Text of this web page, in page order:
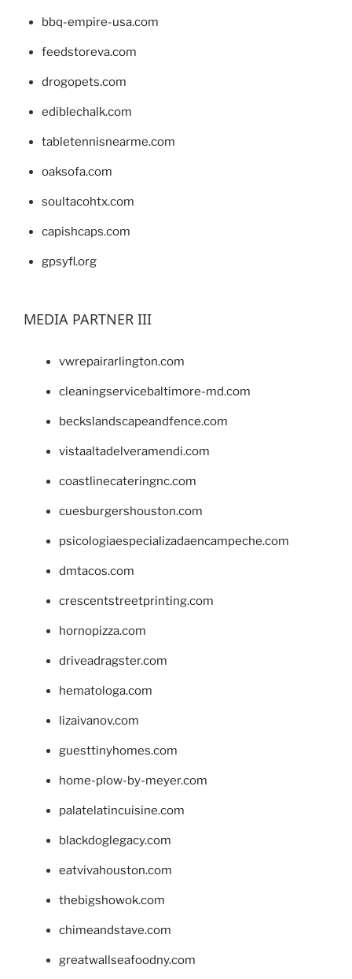
bbq-empire-usa.com
feedstoreva.com
drogopets.com
ediblechalk.com
tabletennisnearme.com
oaksofa.com
soultacohtx.com
capishcaps.com
gpsyfl.org
MEDIA PARTNER III
vwrepairarlington.com
cleaningservicebaltimore-md.com
beckslandscapeandfence.com
vistaaltadelveramendi.com
coastlinecateringnc.com
cuesburgershouston.com
psicologiaespecializadaencampeche.com
dmtacos.com
crescentstreetprinting.com
hornopizza.com
driveadragster.com
hematologa.com
lizaivanov.com
guesttinyhomes.com
home-plow-by-meyer.com
palatelatincuisine.com
blackdoglegacy.com
eatvivahouston.com
thebigshowok.com
chimeandstave.com
greatwallseafoodny.com